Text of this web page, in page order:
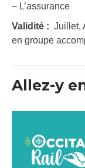
– L’assurance
Validité : Juillet,
en groupe
Allez-y